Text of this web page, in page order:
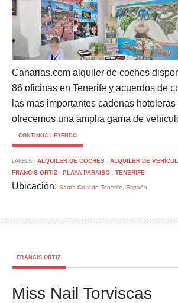
Canarias.com alquiler de coches
86 oficinas en Tenerife y acuerdos de
las mas importantes cadenas
ofrecemos una amplia gama de
CONTINUA LEYENDO
LABELS : ALQUILER DE COCHES , ALQUILER DE
FRANCIS ORTIZ , PLAYA PARAISO , TENERIFE
Ubicación: Santa Cruz de Tenerife, España
FRANCIS ORTIZ
Miss Nail Torviscas